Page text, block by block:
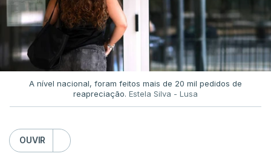
A nível nacional, foram feitos mais de 20 mil pedidos de
reapreciação. Estela Silva - Lusa
OUVIR